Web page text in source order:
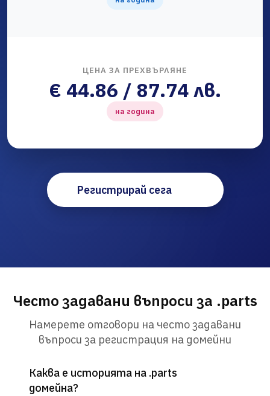
ЦЕНА ЗА ПРЕХВЪРЛЯНЕ
€ 44.86 / 87.74 лв.
на година
Регистрирай сега
Често задавани въпроси за .parts
Намерете отговори на често задавани
въпроси за регистрация на домейни
Каква е историята на .parts
домейна?